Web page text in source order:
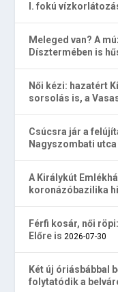
I. fokú
Meleged van? A
Dísztermében is
Női kézi: hazatért
sorsolás is, a
Csúcsra jár a
Nagyszombati
A Királykút
koronázóbazilika
Férfi kosár, női
Előre is 2026-07-30
Két új óriásbábbal
folytatódik a